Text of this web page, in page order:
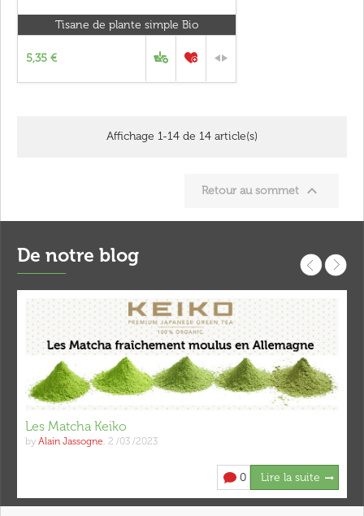
Tisane de plante simple Bio
5,35 €
Affichage 1-14 de 14 article(s)
Retour au sommet 
De notre blog
Les Matcha Keiko
by Alain Jassogne, 2 /03 /2023
0 Lire la suite